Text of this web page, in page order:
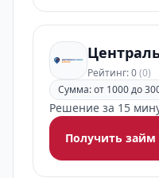
Рейтинг: 0(0)
Сумма: от 1000 до
Решение за 15
Получить займ